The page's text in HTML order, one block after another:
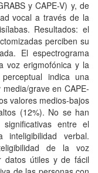
y CAPE-V) y, de
vocal a través de la
Resultados: el
perciben su
El espectrograma
voz erigmofónica y la
indica una
grave en CAPE-
valores medios-bajos
(12%). No se han
significativas entre el
verbal.
de la voz
datos útiles y de fácil